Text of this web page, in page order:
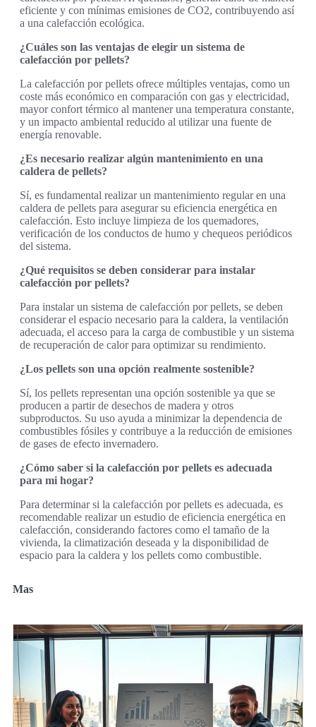
eficiente y con mínimas emisiones de CO2, contribuyendo así
a una calefacción ecológica.
¿Cuáles son las ventajas de elegir un sistema de
calefacción por pellets?
La calefacción por pellets ofrece múltiples ventajas, como un
coste más económico en comparación con gas y electricidad,
mayor confort térmico al mantener una temperatura constante,
y un impacto ambiental reducido al utilizar una fuente de
energía renovable.
¿Es necesario realizar algún mantenimiento en una
caldera de pellets?
Sí, es fundamental realizar un mantenimiento regular en una
caldera de pellets para asegurar su eficiencia energética en
calefacción. Esto incluye limpieza de los quemadores,
verificación de los conductos de humo y chequeos periódicos
del sistema.
¿Qué requisitos se deben considerar para instalar
calefacción por pellets?
Para instalar un sistema de calefacción por pellets, se deben
considerar el espacio necesario para la caldera, la ventilación
adecuada, el acceso para la carga de combustible y un sistema
de recuperación de calor para optimizar su rendimiento.
¿Los pellets son una opción realmente sostenible?
Sí, los pellets representan una opción sostenible ya que se
producen a partir de desechos de madera y otros
subproductos. Su uso ayuda a minimizar la dependencia de
combustibles fósiles y contribuye a la reducción de emisiones
de gases de efecto invernadero.
¿Cómo saber si la calefacción por pellets es adecuada
para mi hogar?
Para determinar si la calefacción por pellets es adecuada, es
recomendable realizar un estudio de eficiencia energética en
calefacción, considerando factores como el tamaño de la
vivienda, la climatización deseada y la disponibilidad de
espacio para la caldera y los pellets como combustible.
Mas